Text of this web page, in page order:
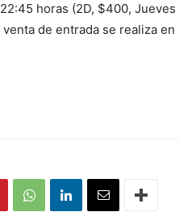
horas (2D, $400, Jueves
de entrada se realiza en